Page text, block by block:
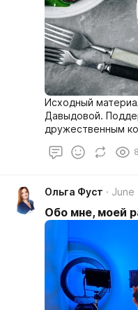
Исходный
Давыдовой.
дружественным
8
Ольга Фуст June
Обо мне, моей